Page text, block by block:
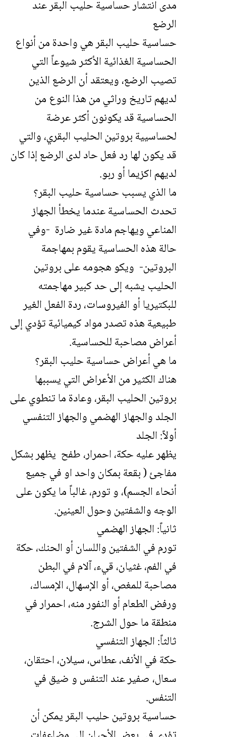
مدى انتشار حساسية حليب البقر عند
الرضع
حساسية حليب البقر هي واحدة من أنواع
الحساسية الغذائية الأكثر شيوعاً التي
تصيب الرضع، ويعتقد أن الرضع الذين
لديهم تاريخ وراثي من هذا النوع من
الحساسية قد يكونون أكثر عرضة
لحساسيية بروتين الحليب البقري، والتي
قد يكون لها رد فعل حاد لدى الرضع إذا كان
لديهم اكزيما أو ربو.
ما الذي يسبب حساسية حليب البقر؟
تحدث الحساسية عندما يخطأ الجهاز
المناعي ويهاجم مادة غير ضارة -وفي
حالة هذه الحساسية يقوم بمهاجمة
البروتين- ويكو هجومه على بروتين
الحليب يشبه إلى حد كبير مهاجمته
للبكتيريا أو الفيروسات، ردة الفعل الغير
طبيعية هذه تصدر مواد كيميائية تؤدي إلى
أعراض مصاحبة للحساسية.
ما هي أعراض حساسية حليب البقر؟
هناك الكثير من الأعراض التي يسببها
بروتين الحليب البقر، وعادة ما تنطوي على
الجلد والجهاز الهضمي والجهاز التنفسي
أولاً: الجلد
يظهر عليه حكة، احمرار، طفح يظهر بشكل
مفاجئ ( بقعة بمكان واحد او في جميع
أنحاء الجسم)، و تورم، غالباً ما يكون على
الوجه والشفتين وحول العينين.
ثانياً: الجهاز الهضمي
تورم في الشفتين واللسان أو الحنك، حكة
في الفم، غثيان، قيء، آلام في البطن
مصاحبة للمغص، أو الإسهال، الإمساك،
ورفض الطعام أو النفور منه، احمرار في
منطقة ما حول الشرج.
ثالثاً: الجهاز التنفسي
حكة في الأنف، عطاس، سيلان، احتقان،
سعال، صفير عند التنفس و ضيق في
التنفس.
حساسية بروتين حليب البقر يمكن أن